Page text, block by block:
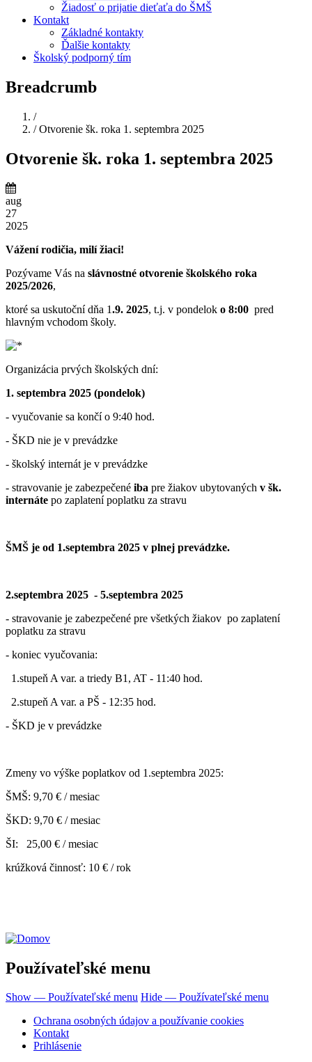
Žiadosť o prijatie dieťaťa do ŠMŠ
Kontakt
Základné kontakty
Ďalšie kontakty
Školský podporný tím
Breadcrumb
/Domov
/ Otvorenie šk. roka 1. septembra 2025
Otvorenie šk. roka 1. septembra 2025
aug
27
2025
Vážení rodičia, milí žiaci!
Pozývame Vás na slávnostné otvorenie školského roka
2025/2026,
ktoré sa uskutoční dňa 1.9. 2025, t.j. v pondelok o 8:00 pred
hlavným vchodom školy.
Organizácia prvých školských dní:
1. septembra 2025 (pondelok)
- vyučovanie sa končí o 9:40 hod.
- ŠKD nie je v prevádzke
- školský internát je v prevádzke
- stravovanie je zabezpečené iba pre žiakov ubytovaných v šk.
internáte po zaplatení poplatku za stravu
ŠMŠ je od 1.septembra 2025 v plnej prevádzke.
2.septembra 2025 - 5.septembra 2025
- stravovanie je zabezpečené pre všetkých žiakov po zaplatení
poplatku za stravu
- koniec vyučovania:
1.stupeň A var. a triedy B1, AT - 11:40 hod.
2.stupeň A var. a PŠ - 12:35 hod.
- ŠKD je v prevádzke
Zmeny vo výške poplatkov od 1.septembra 2025:
ŠMŠ: 9,70 € / mesiac
ŠKD: 9,70 € / mesiac
ŠI: 25,00 € / mesiac
krúžková činnosť: 10 € / rok
Používateľské menu
Show — Používateľské menu Hide — Používateľské menu
Ochrana osobných údajov a používanie cookies
Kontakt
Prihlásenie